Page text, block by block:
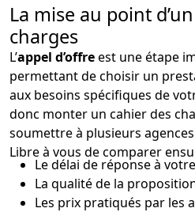
La mise au point
charges
L’appel d’offreest une étape
permettant de choisir un
aux besoins spécifiques de
donc monter un cahier des
soumettre à plusieurs
Libre à vous de comparer
Le délai de réponse à
La qualité de la
Les prix pratiqués par les